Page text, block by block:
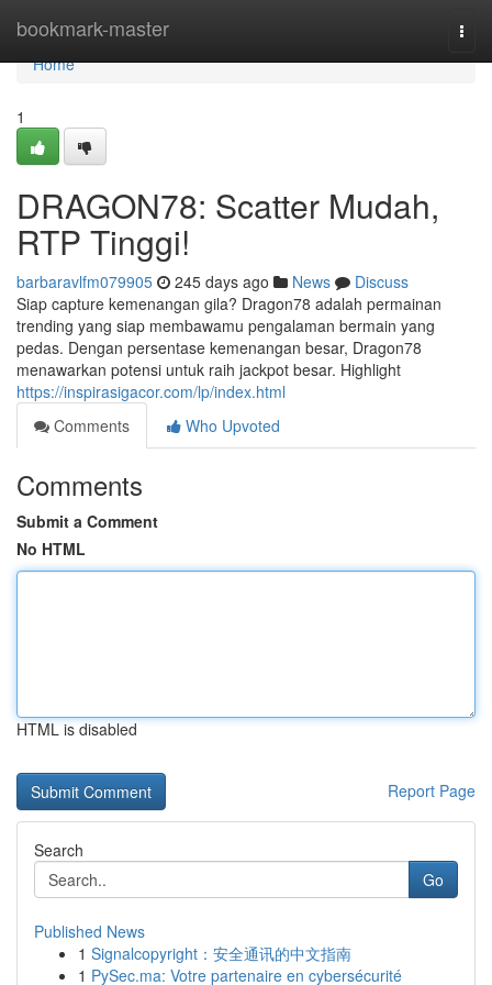
bookmark-master
Home
Home
1
DRAGON78: Scatter Mudah,
RTP Tinggi!
barbaravlfm079905 245 days ago News
Discuss
Siap capture kemenangan gila? Dragon78 adalah permainan
trending yang siap membawamu pengalaman bermain yang
pedas. Dengan persentase kemenangan besar, Dragon78
menawarkan potensi untuk raih jackpot besar. Highlight
https://inspirasigacor.com/lp/index.html
Comments
Who Upvoted
Comments
Submit a Comment
No HTML
HTML is disabled
Report Page
Search
Go
Published News
1 Signalcopyright：安全通讯的中文指南
1 PySec.ma: Votre partenaire en cybersécurité